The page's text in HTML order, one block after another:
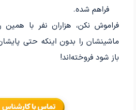
فراهم شده.
فراموش نکن، هزاران نفر با
ماشینشان را بدون اینکه حتی
باز شود فروخته‌اند!